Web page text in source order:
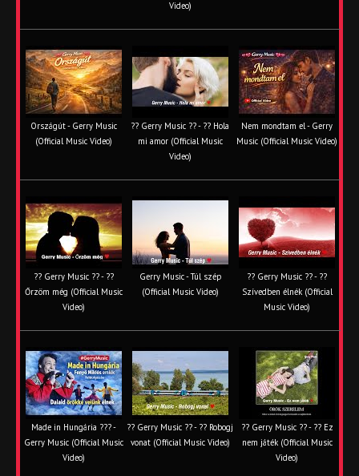
Video)
Országút - Gerry Music
(Official Music Video)
?? Gerry Music ?? - ?? Hola
mi amor (Official Music
Video)
Nem mondtam el - Gerry
Music (Official Music Video)
?? Gerry Music ?? - ??
Őrzöm még (Official Music
Video)
Gerry Music - Túl szép
(Official Music Video)
?? Gerry Music ?? - ??
Szívedben élnék (Official
Music Video)
Made in Hungária ??? -
Gerry Music (Official Music
Video)
?? Gerry Music ?? - ?? Robogj
vonat (Official Music Video)
?? Gerry Music ?? - ?? Ez
nem játék (Official Music
Video)